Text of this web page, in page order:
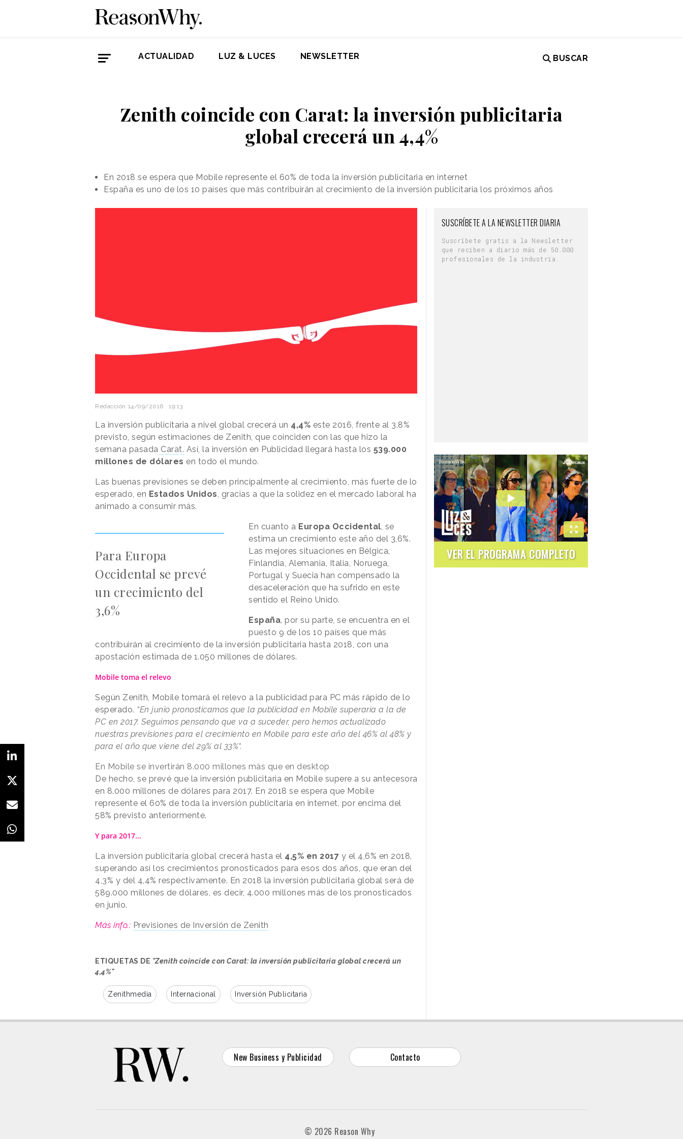
ACTUALIDAD LUZ & LUCES NEWSLETTER BUSCAR
Zenith coincide con Carat: la inversión publicitaria
global crecerá un 4,4%
En 2018 se espera que Mobile represente el 60% de toda la inversión publicitaria en internet
España es uno de los 10 países que más contribuirán al crecimiento de la inversión publicitaria los próximos años
Redacción 14/09/2016 · 19:13
La inversión publicitaria a nivel global crecerá un 4,4% este 2016, frente al 3,8%
previsto, según estimaciones de Zenith, que coinciden con las que hizo la
semana pasada Carat. Así, la inversión en Publicidad llegará hasta los 539.000
millones de dólares en todo el mundo.
Las buenas previsiones se deben principalmente al crecimiento, más fuerte de lo
esperado, en Estados Unidos , gracias a que la solidez en el mercado laboral ha
animado a consumir más.
Para Europa
Occidental se prevé
un crecimiento del
3,6%
En cuanto a Europa Occidental , se
estima un crecimiento este año del 3,6%.
Las mejores situaciones en Bélgica,
Finlandia, Alemania, Italia, Noruega,
Portugal y Suecia han compensado la
desaceleración que ha sufrido en este
sentido el Reino Unido.
España , por su parte, se encuentra en el
puesto 9 de los 10 países que más
contribuirán al crecimiento de la inversión publicitaria hasta 2018, con una
apostación estimada de 1.050 millones de dólares.
Mobile toma el relevo
Según Zenith, Mobile tomará el relevo a la publicidad para PC más rápido de lo
esperado. “En junio pronosticamos que la publicidad en Mobile superaría a la de
PC en 2017. Seguimos pensando que va a suceder, pero hemos actualizado
nuestras previsiones para el crecimiento en Mobile para este año del 46% al 48% y
para el año que viene del 29% al 33%“.
En Mobile se invertirán 8.000 millones más que en desktop
De hecho, se prevé que la inversión publicitaria en Mobile supere a su antecesora
en 8.000 millones de dólares para 2017. En 2018 se espera que Mobile
represente el 60% de toda la inversión publicitaria en internet, por encima del
58% previsto anteriormente.
Y para 2017...
La inversión publicitaria global crecerá hasta el 4,5% en 2017 y el 4,6% en 2018,
superando así los crecimientos pronosticados para esos dos años, que eran del
4,3% y del 4,4% respectivamente. En 2018 la inversión publicitaria global será de
589.000 millones de dólares, es decir, 4.000 millones más de los pronosticados
en junio.
Más info.: Previsiones de Inversión de Zenith
ETIQUETAS DE "Zenith coincide con Carat: la inversión publicitaria global crecerá un
4,4%"
Zenithmedia Internacional Inversión Publicitaria
SUSCRÍBETE A LA NEWSLETTER DIARIA
Suscríbete gratis a la Newsletter
que reciben a diario más de 50.000
profesionales de la industria.
VER EL PROGRAMA COMPLETO
New Business y Publicidad Contacto
© 2026 Reason Why